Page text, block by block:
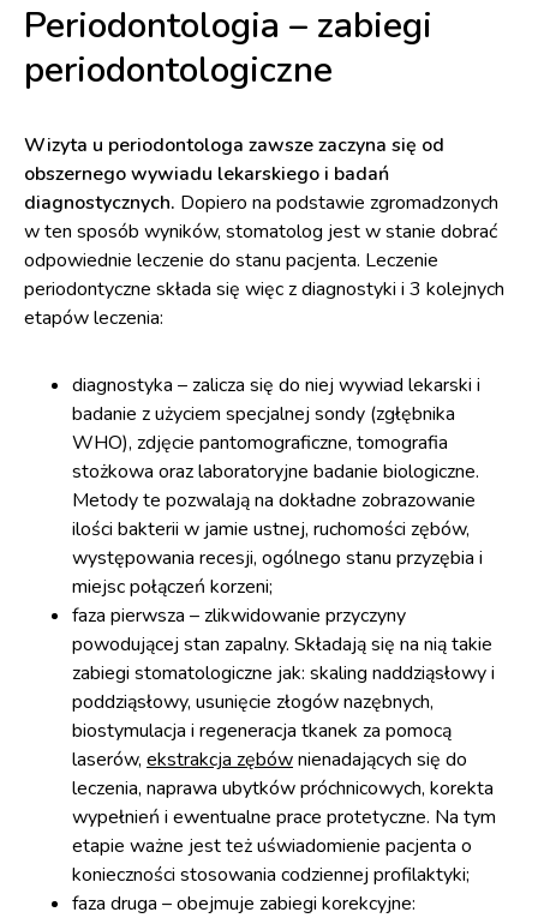
Periodontologia – zabiegi
periodontologiczne
Wizyta u periodontologa zawsze zaczyna się od
obszernego wywiadu lekarskiego i badań
diagnostycznych. Dopiero na podstawie zgromadzonych
w ten sposób wyników, stomatolog jest w stanie dobrać
odpowiednie leczenie do stanu pacjenta. Leczenie
periodontyczne składa się więc z diagnostyki i 3 kolejnych
etapów leczenia:
diagnostyka – zalicza się do niej wywiad lekarski i
badanie z użyciem specjalnej sondy (zgłębnika
WHO), zdjęcie pantomograficzne, tomografia
stożkowa oraz laboratoryjne badanie biologiczne.
Metody te pozwalają na dokładne zobrazowanie
ilości bakterii w jamie ustnej, ruchomości zębów,
występowania recesji, ogólnego stanu przyzębia i
miejsc połączeń korzeni;
faza pierwsza – zlikwidowanie przyczyny
powodującej stan zapalny. Składają się na nią takie
zabiegi stomatologiczne jak: skaling naddziąsłowy i
poddziąsłowy, usunięcie złogów nazębnych,
biostymulacja i regeneracja tkanek za pomocą
laserów, ekstrakcja zębównienadających się do
leczenia, naprawa ubytków próchnicowych, korekta
wypełnień i ewentualne prace protetyczne. Na tym
etapie ważne jest też uświadomienie pacjenta o
konieczności stosowania codziennej profilaktyki;
faza druga – obejmuje zabiegi korekcyjne: